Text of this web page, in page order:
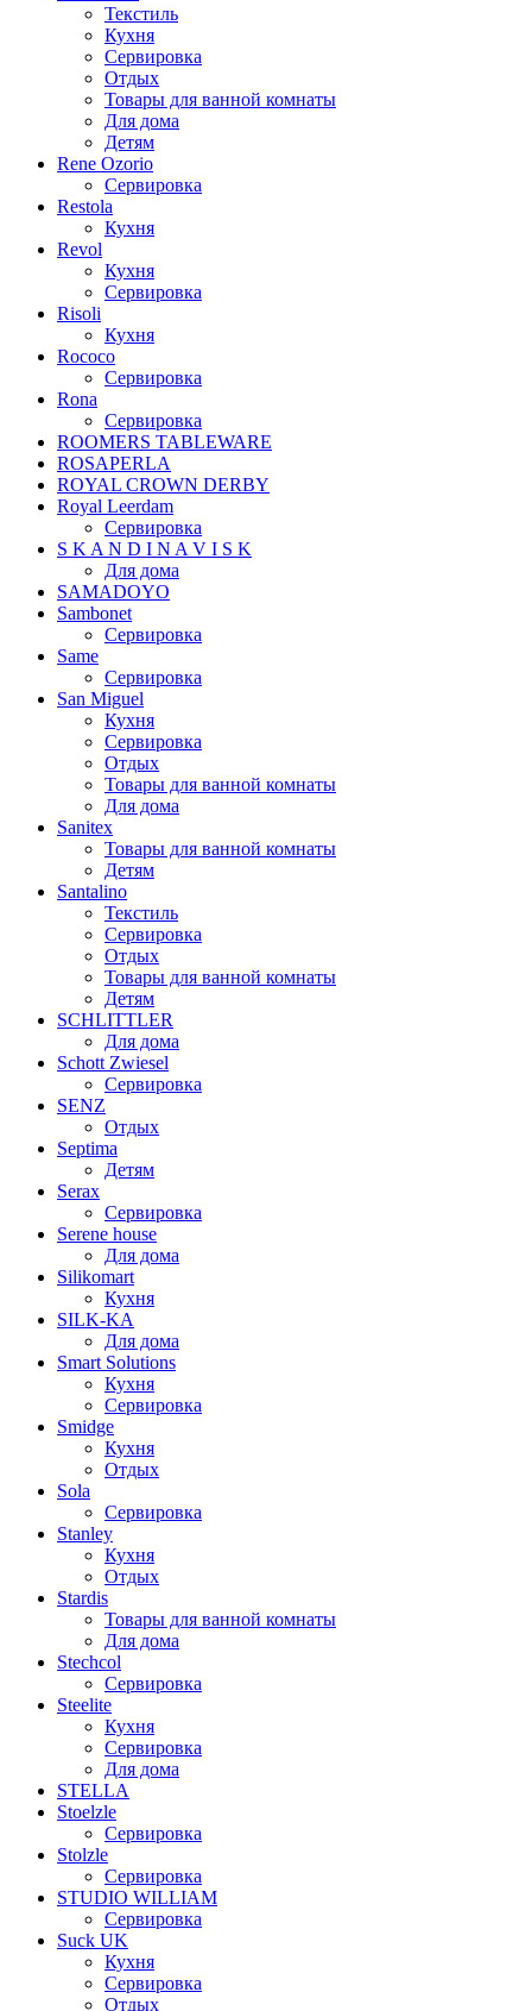
Текстиль
Кухня
Сервировка
Отдых
Товары для ванной комнаты
Для дома
Детям
Rene Ozorio
Сервировка
Restola
Кухня
Revol
Кухня
Сервировка
Risoli
Кухня
Rococo
Сервировка
Rona
Сервировка
ROOMERS TABLEWARE
ROSAPERLA
ROYAL CROWN DERBY
Royal Leerdam
Сервировка
S K A N D I N A V I S K
Для дома
SAMADOYO
Sambonet
Сервировка
Same
Сервировка
San Miguel
Кухня
Сервировка
Отдых
Товары для ванной комнаты
Для дома
Sanitex
Товары для ванной комнаты
Детям
Santalino
Текстиль
Сервировка
Отдых
Товары для ванной комнаты
Детям
SCHLITTLER
Для дома
Schott Zwiesel
Сервировка
SENZ
Отдых
Septima
Детям
Serax
Сервировка
Serene house
Для дома
Silikomart
Кухня
SILK-KA
Для дома
Smart Solutions
Кухня
Сервировка
Smidge
Кухня
Отдых
Sola
Сервировка
Stanley
Кухня
Отдых
Stardis
Товары для ванной комнаты
Для дома
Stechcol
Сервировка
Steelite
Кухня
Сервировка
Для дома
STELLA
Stoelzle
Сервировка
Stolzle
Сервировка
STUDIO WILLIAM
Сервировка
Suck UK
Кухня
Сервировка
Отдых